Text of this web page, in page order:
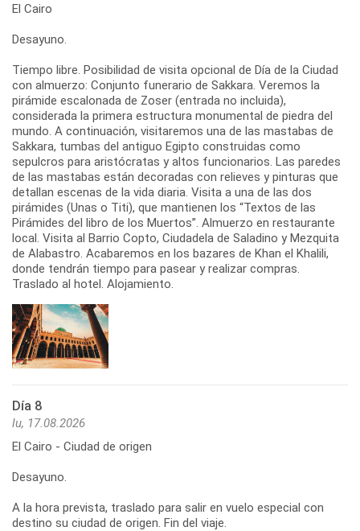
El Cairo
Desayuno.
Tiempo libre. Posibilidad de visita opcional de Día de la Ciudad
con almuerzo: Conjunto funerario de Sakkara. Veremos la
pirámide escalonada de Zoser (entrada no incluida),
considerada la primera estructura monumental de piedra del
mundo. A continuación, visitaremos una de las mastabas de
Sakkara, tumbas del antiguo Egipto construidas como
sepulcros para aristócratas y altos funcionarios. Las paredes
de las mastabas están decoradas con relieves y pinturas que
detallan escenas de la vida diaria. Visita a una de las dos
pirámides (Unas o Titi), que mantienen los “Textos de las
Pirámides del libro de los Muertos”. Almuerzo en restaurante
local. Visita al Barrio Copto, Ciudadela de Saladino y Mezquita
de Alabastro. Acabaremos en los bazares de Khan el Khalili,
donde tendrán tiempo para pasear y realizar compras.
Traslado al hotel. Alojamiento.
Día 8
lu, 17.08.2026
El Cairo - Ciudad de origen
Desayuno.
A la hora prevista, traslado para salir en vuelo especial con
destino su ciudad de origen. Fin del viaje.